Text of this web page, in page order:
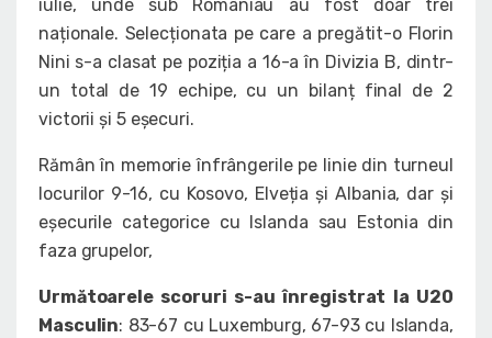
iulie, unde sub Româniau au fost doar trei
naționale. Selecționata pe care a pregătit-o Florin
Nini s-a clasat pe poziția a 16-a în Divizia B, dintr-
un total de 19 echipe, cu un bilanț final de 2
victorii și 5 eșecuri.
Rămân în memorie înfrângerile pe linie din turneul
locurilor 9-16, cu Kosovo, Elveția și Albania, dar și
eșecurile categorice cu Islanda sau Estonia din
faza grupelor,
Următoarele scoruri s-au înregistrat la U20
Masculin: 83-67 cu Luxemburg, 67-93 cu Islanda,